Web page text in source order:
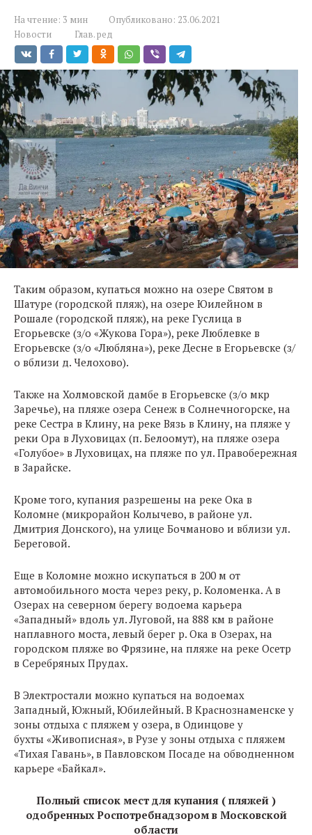
На чтение: 3 мин Опубликовано: 23.06.2021
Новости
Глав. ред
Таким образом, купаться можно на озере Святом в
Шатуре (городской пляж), на озере Юилейном в
Рошале (городской пляж), на реке Гуслица в
Егорьевске (з/о «Жукова Гора»), реке Люблевке в
Егорьевске (з/о «Любляна»), реке Десне в Егорьевске (з/
о вблизи д. Челохово).
Также на Холмовской дамбе в Егорьевске (з/о мкр
Заречье), на пляже озера Сенеж в Солнечногорске, на
реке Сестра в Клину, на реке Вязь в Клину, на пляже у
реки Ора в Луховицах (п. Белоомут), на пляже озера
«Голубое» в Луховицах, на пляже по ул. Правобережная
в Зарайске.
Кроме того, купания разрешены на реке Ока в
Коломне (микрорайон Колычево, в районе ул.
Дмитрия Донского), на улице Бочманово и вблизи ул.
Береговой.
Еще в Коломне можно искупаться в 200 м от
автомобильного моста через реку, р. Коломенка. А в
Озерах на северном берегу водоема карьера
«Западный» вдоль ул. Луговой, на 888 км в районе
наплавного моста, левый берег р. Ока в Озерах, на
городском пляже во Фрязине, на пляже на реке Осетр
в Серебряных Прудах.
В Электростали можно купаться на водоемах
Западный, Южный, Юбилейный. В Краснознаменске у
зоны отдыха с пляжем у озера, в Одинцове у
бухты «Живописная», в Рузе у зоны отдыха с пляжем
«Тихая Гавань», в Павловском Посаде на обводненном
карьере «Байкал».
Полный список мест для купания ( пляжей )
одобренных Роспотребнадзором в Московской
области